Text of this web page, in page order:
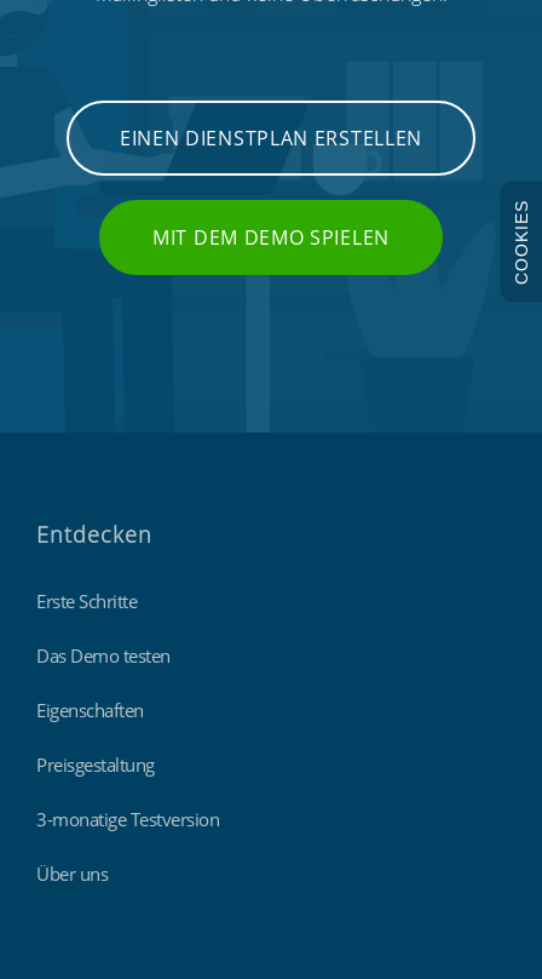
EINEN DIENSTPLAN ERSTELLEN
MIT DEM DEMO SPIELEN
Entdecken
Erste Schritte
Das Demo testen
Eigenschaften
Preisgestaltung
3-monatige Testversion
Über uns
COOKIES